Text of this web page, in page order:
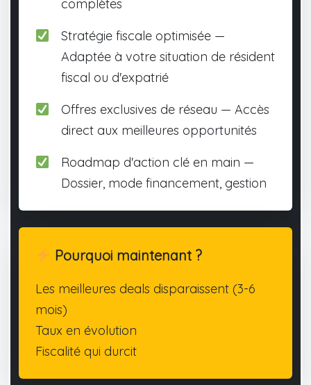
complètes
Stratégie fiscale optimisée —
Adaptée à votre situation de résident
fiscal ou d'expatrié
Offres exclusives de réseau — Accès
direct aux meilleures opportunités
Roadmap d'action clé en main —
Dossier, mode financement, gestion
Pourquoi maintenant ?
Les meilleures deals disparaissent (3-6
mois)
Taux en évolution
Fiscalité qui durcit